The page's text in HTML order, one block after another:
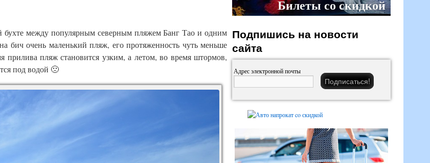
бухте между популярным северным пляжем Банг Тао и одним
очень маленький пляж, его протяженность чуть меньше
пляж становится узким, а летом, во время штормов,
под водой 🙁
Билеты со скидкой
Подпишись на новости
сайта
Адрес электронной почты